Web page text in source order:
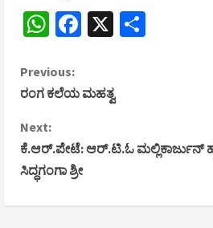
WhatsApp
Facebook
X
C
n
t
i
Previous:
ರಂಗ ಕಲೆಯ ಮಹತ್ವ
Next:
ಕೆ.ಆರ್.ಪೇಟೆ: ಆರ್.ಟಿ.ಓ ಮಲ್ಲಿಕಾರ್ಜುನ್
ಸಿದ್ಧಗಂಗಾ ಶ್ರೀ